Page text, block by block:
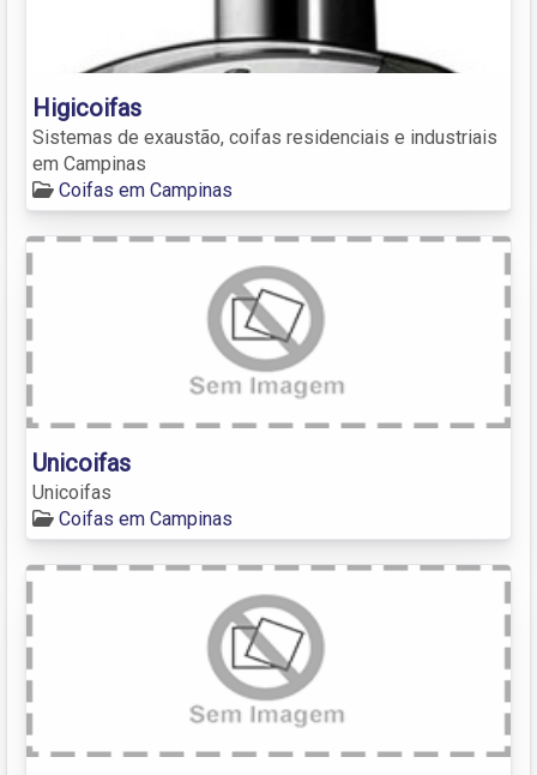
Higicoifas
Sistemas de exaustão, coifas residenciais e industriais
em Campinas
Coifas em Campinas
Unicoifas
Unicoifas
Coifas em Campinas